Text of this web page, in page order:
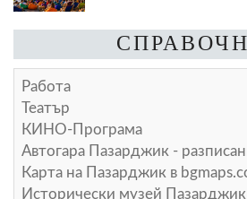
Работа
Театър
КИНО-Програма
Автогара Пазарджик -
Карта на Пазарджик в
Исторически музей Пазарджик